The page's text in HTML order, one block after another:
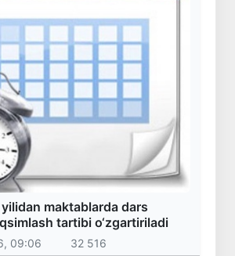
yilidan maktablarda dars
tartibi o‘zgartiriladi
09:06 32 516